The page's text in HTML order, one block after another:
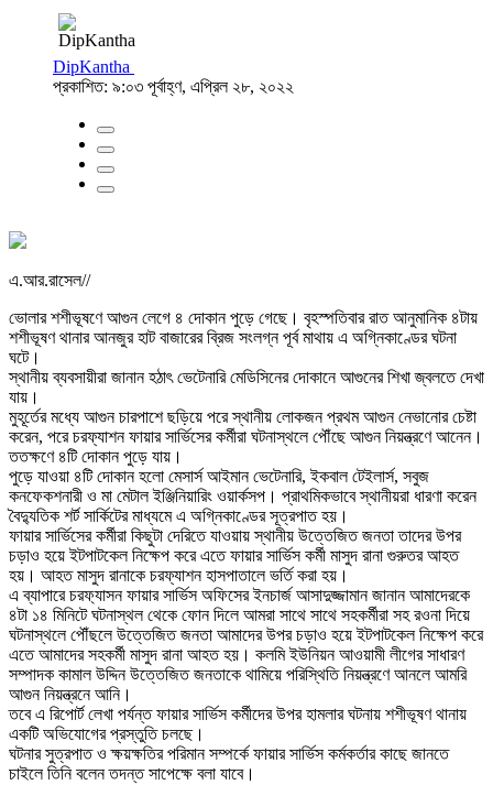
DipKantha
প্রকাশিত: ৯:০৩ পূর্বাহ্ণ, এপ্রিল ২৮, ২০২২
এ.আর.রাসেল//
ভোলার শশীভূষণে আগুন লেগে ৪ দোকান পুড়ে গেছে। বৃহস্পতিবার রাত আনুমানিক ৪টায়
শশীভূষণ থানার আনজুর হাট বাজারের ব্রিজ সংলগ্ন পূর্ব মাথায় এ অগ্নিকাণ্ডের ঘটনা
ঘটে।
স্থানীয় ব্যবসায়ীরা জানান হঠাৎ ভেটেনারি মেডিসিনের দোকানে আগুনের শিখা জ্বলতে দেখা
যায়।
মুহূর্তের মধ্যে আগুন চারপাশে ছড়িয়ে পরে স্থানীয় লোকজন প্রথম আগুন নেভানোর চেষ্টা
করেন, পরে চরফ্যাশন ফায়ার সার্ভিসের কর্মীরা ঘটনাস্থলে পৌঁছে আগুন নিয়ন্ত্রণে আনেন।
ততক্ষণে ৪টি দোকান পুড়ে যায়।
পুড়ে যাওয়া ৪টি দোকান হলো মেসার্স আইমান ভেটেনারি, ইকবাল টেইলার্স, সবুজ
কনফেকশনারী ও মা মেটাল ইঞ্জিনিয়ারিং ওয়ার্কসপ। প্রাথমিকভাবে স্থানীয়রা ধারণা করেন
বৈদ্যুতিক শর্ট সার্কিটের মাধ্যমে এ অগ্নিকাণ্ডের সূত্রপাত হয়।
ফায়ার সার্ভিসের কর্মীরা কিছুটা দেরিতে যাওয়ায় স্থানীয় উত্তেজিত জনতা তাদের উপর
চড়াও হয়ে ইটপাটকেল নিক্ষেপ করে এতে ফায়ার সার্ভিস কর্মী মাসুদ রানা গুরুতর আহত
হয়। আহত মাসুদ রানাকে চরফ্যাশন হাসপাতালে ভর্তি করা হয়।
এ ব্যাপারে চরফ‍্যাসন ফায়ার সার্ভিস অফিসের ইনচার্জ আসাদুজ্জামান জানান আমাদেরকে
৪টা ১৪ মিনিটে ঘটনাস্থল থেকে ফোন দিলে আমরা সাথে সাথে সহকর্মীরা সহ রওনা দিয়ে
ঘটনাস্থলে পৌঁছলে উত্তেজিত জনতা আমাদের উপর চড়াও হয়ে ইটপাটকেল নিক্ষেপ করে
এতে আমাদের সহকর্মী মাসুদ রানা আহত হয়। কলমি ইউনিয়ন আওয়ামী লীগের সাধারণ
সম্পাদক কামাল উদ্দিন উত্তেজিত জনতাকে থামিয়ে পরিস্থিতি নিয়ন্ত্রণে আনলে আমরি
আগুন নিয়ন্ত্রনে আনি।
তবে এ রিপোর্ট লেখা পর্যন্ত ফায়ার সার্ভিস কর্মীদের উপর হামলার ঘটনায় শশীভূষণ থানায়
একটি অভিযোগের প্রস্তুতি চলছে।
ঘটনার সুত্রপাত ও ক্ষয়ক্ষতির পরিমান সম্পর্কে ফায়ার সার্ভিস কর্মকর্তার কাছে জানতে
চাইলে তিনি বলেন তদন্ত সাপেক্ষে বলা যাবে।